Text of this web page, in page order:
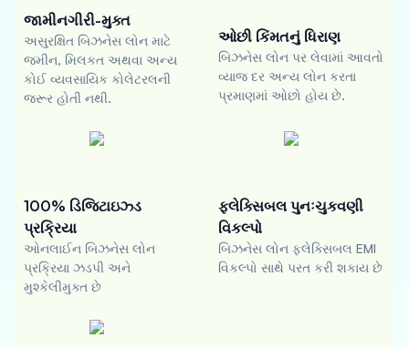
જામીનગીરી-મુક્ત
અસુરક્ષિત બિઝનેસ લોન માટે
જમીન, મિલકત અથવા અન્ય
કોઈ વ્યવસાયિક કોલેટરલની
જરૂર હોતી નથી.
ઓછી કિંમતનું ધિરાણ
બિઝનેસ લોન પર લેવામાં આવતો
વ્યાજ દર અન્ય લોન કરતા
પ્રમાણમાં ઓછો હોય છે.
100% ડિજિટાઇઝ્ડ
પ્રક્રિયા
ઓનલાઈન બિઝનેસ લોન
પ્રક્રિયા ઝડપી અને
મુશ્કેલીમુક્ત છે
ફ્લેક્સિબલ પુનઃચુકવણી
વિકલ્પો
બિઝનેસ લોન ફ્લેક્સિબલ EMI
વિકલ્પો સાથે પરત કરી શકાય છે